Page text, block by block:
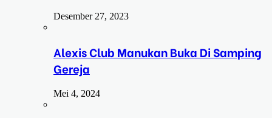
Desember 27, 2023
Alexis Club Manukan Buka Di Samping
Gereja
Mei 4, 2024